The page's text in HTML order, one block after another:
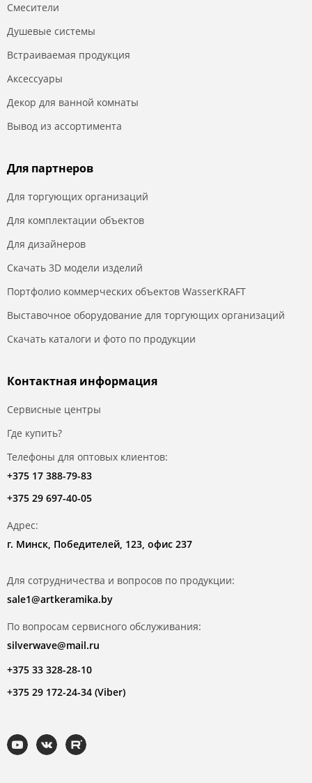
Смесители
Душевые системы
Встраиваемая продукция
Аксессуары
Декор для ванной комнаты
Вывод из ассортимента
Для партнеров
Для торгующих организаций
Для комплектации объектов
Для дизайнеров
Скачать 3D модели изделий
Портфолио коммерческих объектов WasserKRAFT
Выставочное оборудование для торгующих организаций
Скачать каталоги и фото по продукции
Контактная информация
Сервисные центры
Где купить?
Телефоны для оптовых клиентов:
+375 17 388-79-83
+375 29 697-40-05
Адрес:
г. Минск, Победителей, 123, офис 237
Для сотрудничества и вопросов по продукции:
sale1@artkeramika.by
По вопросам сервисного обслуживания:
silverwave@mail.ru
+375 33 328-28-10
+375 29 172-24-34 (Viber)